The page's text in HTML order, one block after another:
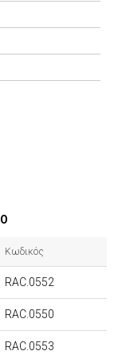
Κωδικός
RAC.0552
RAC.0550
RAC.0553